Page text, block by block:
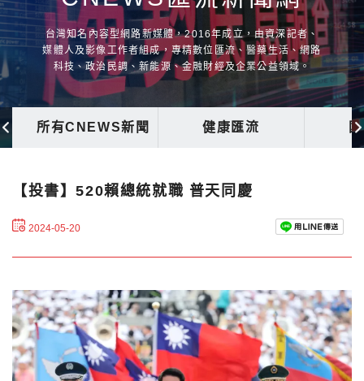
台灣知名內容型網路新媒體，2016年成立，由資深記者、
媒體人及影像工作者組成，專精數位匯流、醫藥生活、網路
科技、政治民調、新能源、金融財經及企業公益領域。
所有CNEWS新聞 健康匯流
【投書】520賴總統就職 普天同慶
2024-05-20